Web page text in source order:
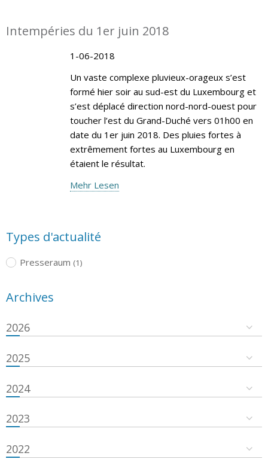
Intempéries du 1er juin 2018
1-06-2018
Un vaste complexe pluvieux-orageux s’est
formé hier soir au sud-est du Luxembourg et
s’est déplacé direction nord-nord-ouest pour
toucher l’est du Grand-Duché vers 01h00 en
date du 1er juin 2018. Des pluies fortes à
extrêmement fortes au Luxembourg en
étaient le résultat.
Mehr Lesen
Types d'actualité
Presseraum (1)
Archives
2026
2025
2024
2023
2022